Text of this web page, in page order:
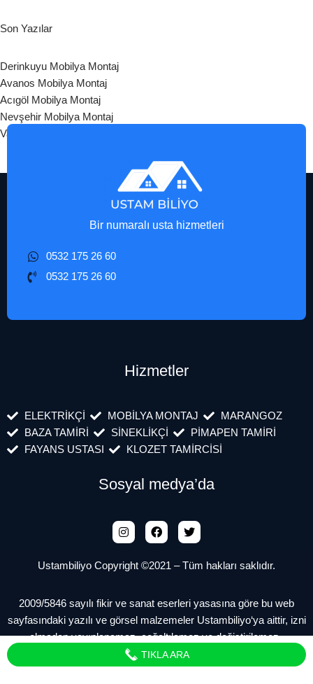
Son Yazılar
Derinkuyu Mobilya Montaj
Avanos Mobilya Montaj
Acıgöl Mobilya Montaj
Nevşehir Mobilya Montaj
Varto Mobilya Montaj
Bir numaralı usta hizmetleri
0532 175 26 60
0532 175 26 60
Hizmetler
ELEKTRİKÇİ MOBİLYA MONTAJ
MARANGOZ
BAZA TAMİRİ
SİNEKLİKÇİ
PİMAPEN TAMİRİ
FAYANS USTASI
KLOZET TAMİRCİSİ
Sosyal medya’da
Ustambiliyo Copyright ©2021 – Tüm hakları saklıdır.
2009/5846 sayılı fikir ve sanat eserleri yasasına göre bu web
sayfasındaki yazılı ve görsel malzemeler Ustambiliyo‘ya aittir, izni
olmadan yayınlanamaz, çoğaltılamaz ve değiştirilemez.
TIKLA ARA